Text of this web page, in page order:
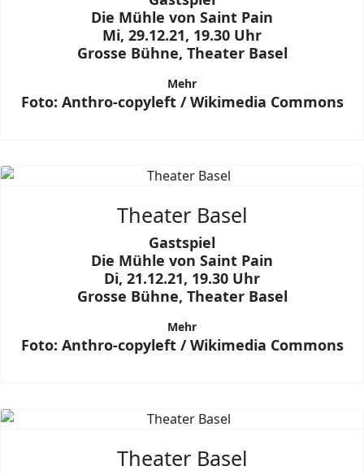
Die Mühle von Saint Pain
Mi, 29.12.21, 19.30 Uhr
Grosse Bühne, Theater Basel
Mehr
Foto: Anthro-copyleft / Wikimedia Commons
Theater Basel
Gastspiel
Die Mühle von Saint Pain
Di, 21.12.21, 19.30 Uhr
Grosse Bühne, Theater Basel
Mehr
Foto: Anthro-copyleft / Wikimedia Commons
Theater Basel